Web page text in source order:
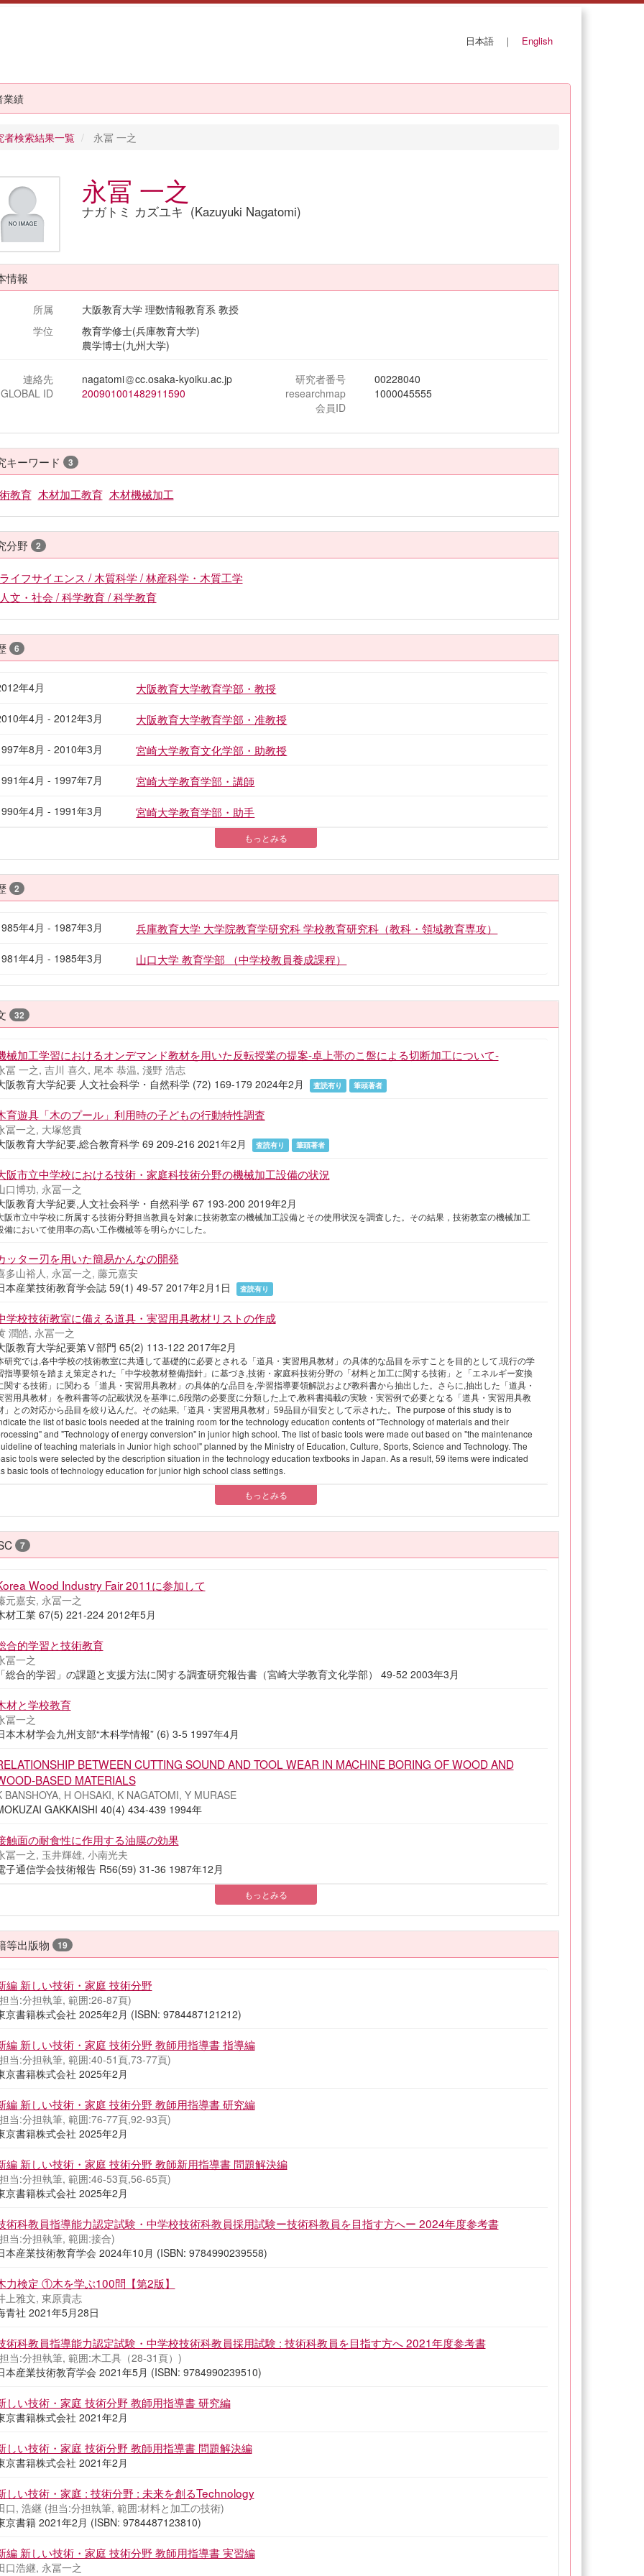
日本語 ｜ English
業績
者検索結果一覧 永冨 一之
永冨 一之
ナガトミ カズユキ (Kazuyuki Nagatomi)
情報
所属
大阪教育大学 理数情報教育系 教授
学位
教育学修士(兵庫教育大学)
農学博士(九州大学)
連絡先 nagatomi cc.osaka-kyoiku.ac.jp 研究者番号
00228040
ID
200901001482911590
researchmap
会員ID
1000045555
キーワード 3
教育 木材加工教育 木材機械加工
分野 2
イフサイエンス / 木質科学 / 林産科学・木質工学
文・社会 / 科学教育 / 科学教育
6
年4月 大阪教育大学教育学部・教授
年4月 - 2012年3月 大阪教育大学教育学部・准教授
年8月 - 2010年3月 宮崎大学教育文化学部・助教授
年4月 - 1997年7月 宮崎大学教育学部・講師
年4月 - 1991年3月 宮崎大学教育学部・助手
もっとみる
2
年4月 - 1987年3月 兵庫教育大学 大学院教育学研究科 学校教育研究科（教科・領域教育専攻）
年4月 - 1985年3月 山口大学 教育学部 （中学校教員養成課程）
32
械加工学習におけるオンデマンド教材を用いた反転授業の提案-卓上帯のこ盤による切断加工について-
冨 一之, 吉川 喜久, 尾本 恭温, 淺野 浩志
阪教育大学紀要 人文社会科学・自然科学 (72) 169-179 2024年2月
査読有り 筆頭著者
育遊具「木のプール」利用時の子どもの行動特性調査
冨一之, 大塚悠貴
阪教育大学紀要,総合教育科学 69 209-216 2021年2月
査読有り 筆頭著者
阪市立中学校における技術・家庭科技術分野の機械加工設備の状況
口博功, 永冨一之
阪教育大学紀要,人文社会科学・自然科学 67 193-200 2019年2月
阪市立中学校に所属する技術分野担当教員を対象に技術教室の機械加工設備とその使用状況を調査した。その結果，技術教室の機械加工
備において使用率の高い工作機械等を明らかにした。
ッター刃を用いた簡易かんなの開発
多山裕人, 永冨一之, 藤元嘉安
本産業技術教育学会誌 59(1) 49-57 2017年2月1日
査読有り
学校技術教室に備える道具・実習用具教材リストの作成
潤皓, 永冨一之
阪教育大学紀要第Ⅴ部門 65(2) 113-122 2017年2月
研究では,各中学校の技術教室に共通して基礎的に必要とされる「道具・実習用具教材」の具体的な品目を示すことを目的として,現行の学
指導要領を踏まえ策定された「中学校教材整備指針」に基づき,技術・家庭科技術分野の「材料と加工に関する技術」と「エネルギー変換
関する技術」に関わる「道具・実習用具教材」の具体的な品目を,学習指導要領解説および教科書から抽出した。さらに,抽出した「道具・
習用具教材」を教科書等の記載状況を基準に,6段階の必要度に分類した上で,教科書掲載の実験・実習例で必要となる「道具・実習用具教
」との対応から品目を絞り込んだ。その結果,「道具・実習用具教材」59品目が目安として示された。The purpose of this study is to
the list of basic tools needed at the training room for the technology education contents of "Technology of materials and their
and "Technology of energy conversion" in junior high school. The list of basic tools were made out based on "the maintenance
of teaching materials in Junior high school" planned by the Ministry of Education, Culture, Sports, Science and Technology. The
tools were selected by the description situation in the technology education textbooks in Japan. As a result, 59 items were indicated
basic tools of technology education for junior high school class settings.
もっとみる
7
Wood Industry Fair 2011に参加して
元嘉安, 永冨一之
材工業 67(5) 221-224 2012年5月
合的学習と技術教育
冨一之
総合的学習」の課題と支援方法に関する調査研究報告書（宮崎大学教育文化学部） 49-52 2003年3月
材と学校教育
冨一之
本木材学会九州支部“木科学情報” (6) 3-5 1997年4月
BETWEEN CUTTING SOUND AND TOOL WEAR IN MACHINE BORING OF WOOD AND
BASED MATERIALS
BANSHOYA, H OHSAKI, K NAGATOMI, Y MURASE
GAKKAISHI 40(4) 434-439 1994年
触面の耐食性に作用する油膜の効果
冨一之, 玉井輝雄, 小南光夫
子通信学会技術報告 R56(59) 31-36 1987年12月
もっとみる
等出版物 19
編 新しい技術・家庭 技術分野
当:分担執筆, 範囲:26-87頁)
京書籍株式会社 2025年2月 (ISBN: 9784487121212)
編 新しい技術・家庭 技術分野 教師用指導書 指導編
当:分担執筆, 範囲:40-51頁,73-77頁)
京書籍株式会社 2025年2月
編 新しい技術・家庭 技術分野 教師用指導書 研究編
当:分担執筆, 範囲:76-77頁,92-93頁)
京書籍株式会社 2025年2月
編 新しい技術・家庭 技術分野 教師新用指導書 問題解決編
当:分担執筆, 範囲:46-53頁,56-65頁)
京書籍株式会社 2025年2月
術科教員指導能力認定試験・中学校技術科教員採用試験ー技術科教員を目指す方へー 2024年度参考書
当:分担執筆, 範囲:接合)
本産業技術教育学会 2024年10月 (ISBN: 9784990239558)
力検定 ①木を学ぶ100問【第2版】
上雅文, 東原貴志
青社 2021年5月28日
術科教員指導能力認定試験・中学校技術科教員採用試験 : 技術科教員を目指す方へ 2021年度参考書
当:分担執筆, 範囲:木工具（28-31頁）)
本産業技術教育学会 2021年5月 (ISBN: 9784990239510)
しい技術・家庭 技術分野 教師用指導書 研究編
京書籍株式会社 2021年2月
しい技術・家庭 技術分野 教師用指導書 問題解決編
京書籍株式会社 2021年2月
しい技術・家庭 : 技術分野 : 未来を創るTechnology
口, 浩継 (担当:分担執筆, 範囲:材料と加工の技術)
京書籍 2021年2月 (ISBN: 9784487123810)
編 新しい技術・家庭 技術分野 教師用指導書 実習編
口浩継, 永冨一之